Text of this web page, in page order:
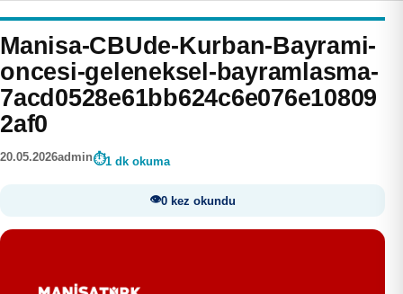
Manisa-CBUde-Kurban-Bayrami-
oncesi-geleneksel-bayramlasma-
7acd0528e61bb624c6e076e10809
2af0
20.05.2026admin 1 dk okuma
0 kez okundu